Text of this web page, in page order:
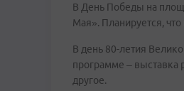
В День Победы на
Мая». Планируется,
В день 80-летия
программе – выставка
другое.